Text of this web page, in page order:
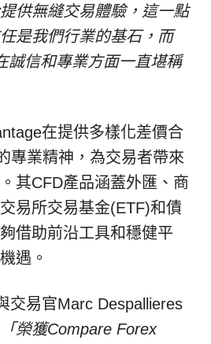
供無縫交易體驗，這一點
是我們行業的基石，而
誠信和專業方面一直堪稱
在提供多樣化差價合
專業精神，為交易者帶來
其CFD產品涵蓋外匯、商
易所交易基金(ETF)和債
借助前沿工具和穩健平
遇。
交易官Marc Despallieres
「榮獲Compare Forex